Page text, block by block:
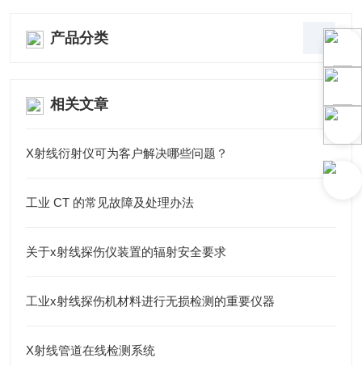
产品分类
相关文章
X射线衍射仪可为客户解决哪些问题？
工业 CT 的常见故障及处理办法
关于x射线探伤仪装置的辐射安全要求
工业x射线探伤机材料进行无损检测的重要仪器
X射线管道在线检测系统